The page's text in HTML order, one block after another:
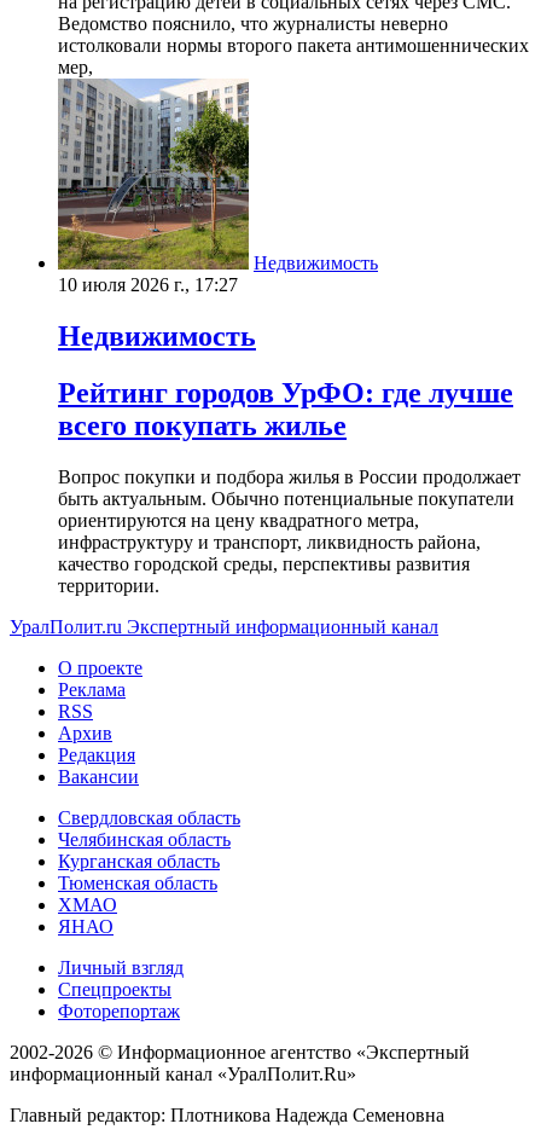
Ведомство пояснило, что журналисты неверно
истолковали нормы второго пакета антимошеннических
мер,
Недвижимость
10 июля 2026 г., 17:27
Недвижимость
Рейтинг городов УрФО: где лучше
всего покупать жилье
Вопрос покупки и подбора жилья в России продолжает
быть актуальным. Обычно потенциальные покупатели
ориентируются на цену квадратного метра,
инфраструктуру и транспорт, ликвидность района,
качество городской среды, перспективы развития
территории.
УралПолит.ru Экспертный информационный канал
О проекте
Реклама
RSS
Архив
Редакция
Вакансии
Свердловская область
Челябинская область
Курганская область
Тюменская область
ХМАО
ЯНАО
Личный взгляд
Спецпроекты
Фоторепортаж
2002-2026 © Информационное агентство «Экспертный
информационный канал «УралПолит.Ru»
Главный редактор: Плотникова Надежда Семеновна